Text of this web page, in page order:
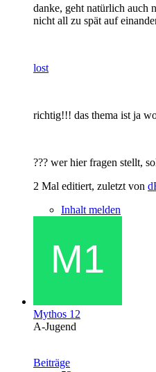
danke, geht natürlich auch
nicht all zu spät auf
lost
richtig!!! das thema ist ja
??? wer hier fragen stellt,
2 Mal editiert, zuletzt von
Inhalt melden
Mythos 12
A-Jugend
Beiträge